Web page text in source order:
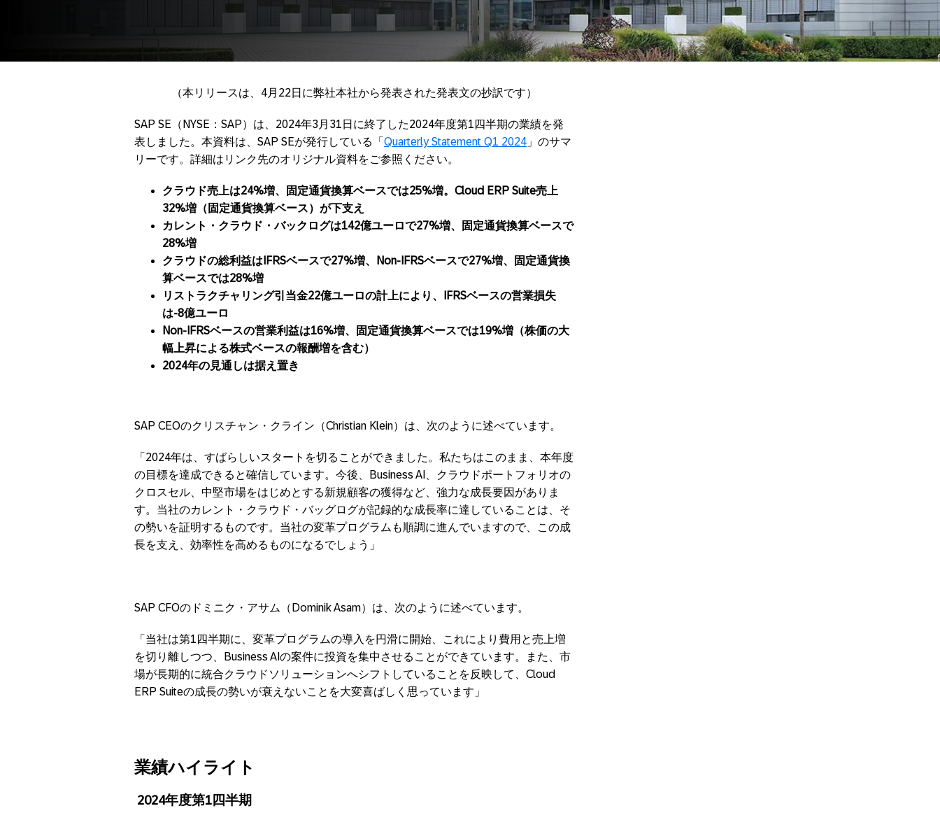
（本リリースは、4月22日に弊社本社から発表された発表文の抄訳です）
SAP SE（NYSE：SAP）は、2024年3月31日に終了した2024年度第1四半期の業績を発
表しました。本資料は、SAP SEが発行している「 Quarterly Statement Q1 2024 」のサマ
リーです。詳細はリンク先のオリジナル資料をご参照ください。
クラウド売上は24%増、固定通貨換算ベースでは25%増。Cloud ERP Suite売上
32%増（固定通貨換算ベース）が下支え
カレント・クラウド・バックログは142億ユーロで27%増、固定通貨換算ベースで
28%増
クラウドの総利益はIFRSベースで27%増、Non-IFRSベースで27%増、固定通貨換
算ベースでは28%増
リストラクチャリング引当金22億ユーロの計上により、IFRSベースの営業損失
は-8億ユーロ
Non-IFRSベースの営業利益は16%増、固定通貨換算ベースでは19%増（株価の大
幅上昇による株式ベースの報酬増を含む）
2024年の見通しは据え置き
SAP CEOのクリスチャン・クライン（Christian Klein）は、次のように述べています。
「2024年は、すばらしいスタートを切ることができました。私たちはこのまま、本年度
の目標を達成できると確信しています。今後、Business AI、クラウドポートフォリオの
クロスセル、中堅市場をはじめとする新規顧客の獲得など、強力な成長要因がありま
す。当社のカレント・クラウド・バッグログが記録的な成長率に達していることは、そ
の勢いを証明するものです。当社の変革プログラムも順調に進んでいますので、この成
長を支え、効率性を高めるものになるでしょう」
SAP CFOのドミニク・アサム（Dominik Asam）は、次のように述べています。
「当社は第1四半期に、変革プログラムの導入を円滑に開始、これにより費用と売上増
を切り離しつつ、Business AIの案件に投資を集中させることができています。また、市
場が長期的に統合クラウドソリューションへシフトしていることを反映して、Cloud
ERP Suiteの成長の勢いが衰えないことを大変喜ばしく思っています」
業績ハイライト
2024年度第1四半期